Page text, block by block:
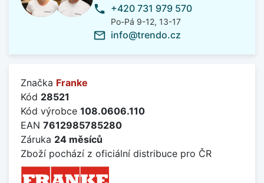
phone +420 731 979 570
Po-Pá 9-12, 13-17
mail_outline info@trendo.cz
Značka Franke
Kód 28521
Kód výrobce 108.0606.110
EAN 7612985785280
Záruka 24 měsíců
Zboží pochází z oficiální distribuce pro ČR